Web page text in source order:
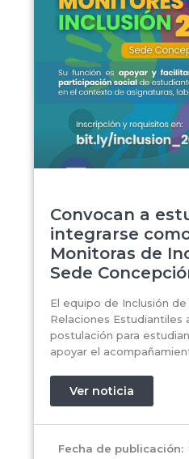
Convocan a
integrarse
Monitoras de
Sede
El equipo de Inclusión
Relaciones Estudiantiles
postulación para
apoyar el
Ver noticia
Fecha de publicación: